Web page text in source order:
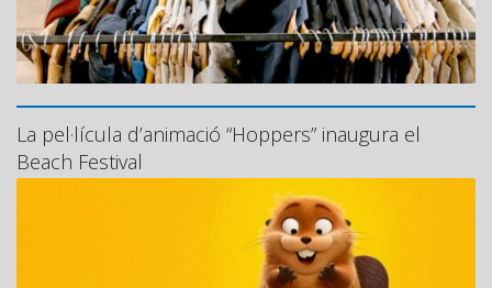
La pel·lícula d’animació “Hoppers” inaugura el
Beach Festival